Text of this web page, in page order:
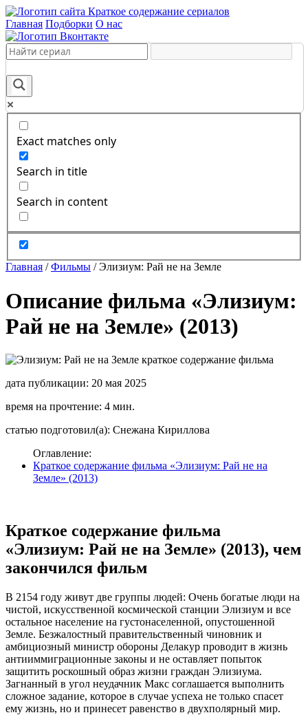
Краткое содержание сериалов
Главная Подборки О нас
Exact matches only
Search in title
Search in content
Главная /Фильмы /Элизиум: Рай не на Земле
Описание фильма «Элизиум:
Рай не на Земле» (2013)
дата публикации: 20 мая 2025
время на прочтение: 4 мин.
статью подготовил(а): Снежана Кириллова
Оглавление:
Краткое содержание фильма «Элизиум: Рай не на
Земле» (2013)
Краткое содержание фильма
«Элизиум: Рай не на Земле» (2013), чем
закончился фильм
В 2154 году живут две группы людей: Очень богатые люди на
чистой, искусственной космической станции Элизиум и все
остальное население на густонаселенной, опустошенной
Земле. Безжалостный правительственный чиновник и
амбициозный министр обороны Делакур проводит в жизнь
антииммиграционные законы и не оставляет попыток
защитить роскошный образ жизни граждан Элизиума.
Загнанный в угол неудачник Макс соглашается выполнить
сложное задание, которое в случае успеха не только спасет
ему жизнь, но и принесет равенство в двухполярный мир.